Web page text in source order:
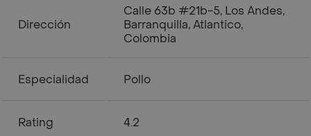
Dirección
Calle 63b #21b-5, Los Andes,
Barranquilla, Atlantico,
Colombia
Especialidad Pollo
Rating 4.2